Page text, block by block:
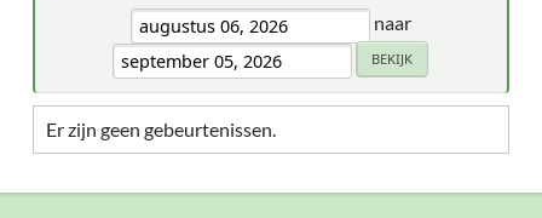
naar
Er zijn geen gebeurtenissen.